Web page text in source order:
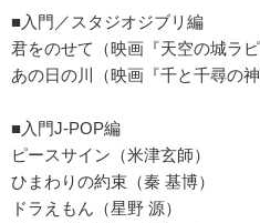
■入門／スタジオジブリ編
君をのせて（映画『天空の城ラピ
あの日の川（映画『千と千尋の神
■入門J-POP編
ピースサイン（米津玄師）
ひまわりの約束（秦 基博）
ドラえもん（星野 源）